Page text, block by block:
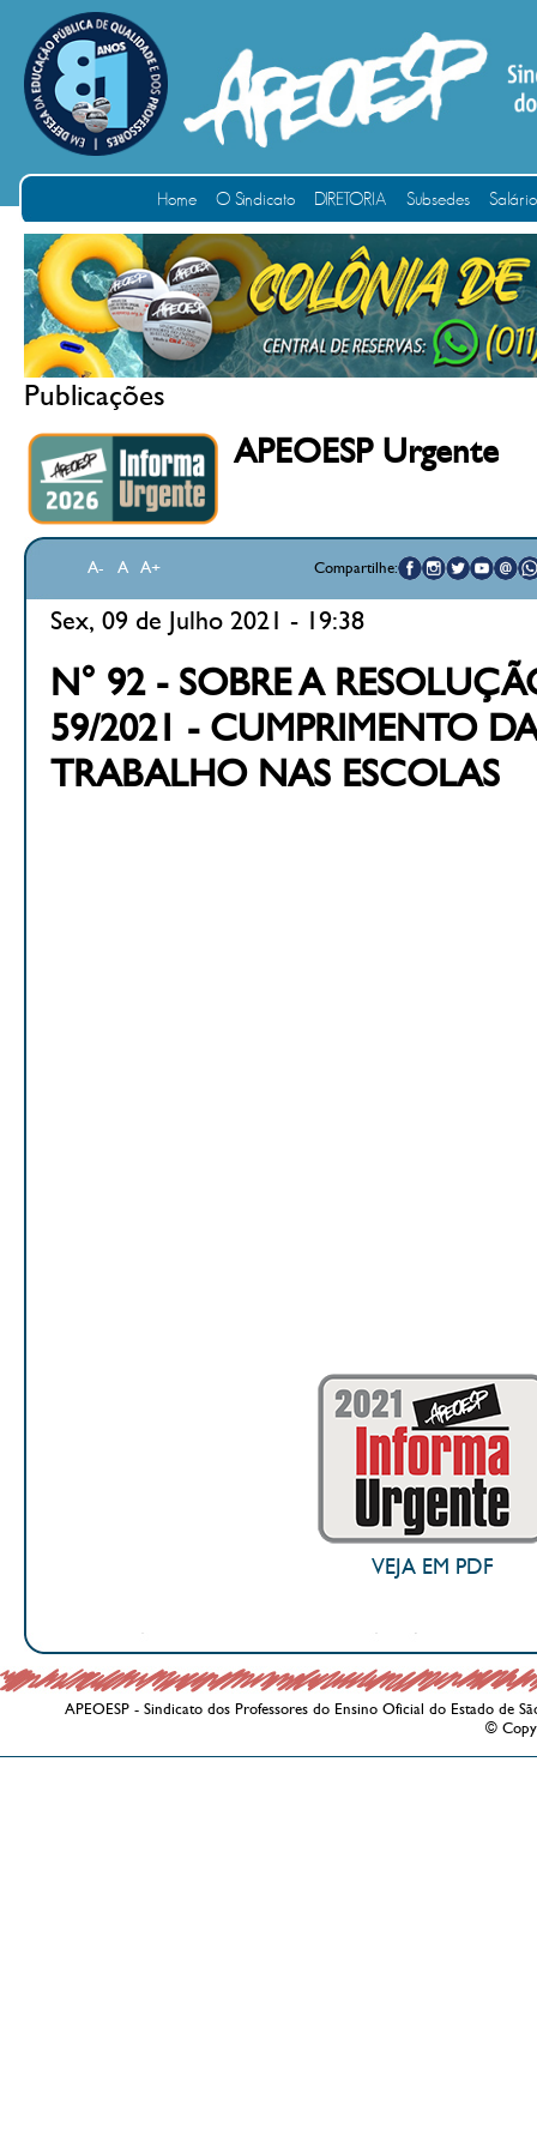
Home O Sindicato DIRETORIA Subsedes
Publicações
APEOESP Urgente
A- A A+ Compartilhe:
Sex, 09 de Julho 2021 - 19:38
N° 92 - SOBRE A
59/2021 - CUMPRIMENTO
TRABALHO NAS ESCOLAS
VEJA EM PDF
APEOESP - Sindicato dos Professores do Ensino Oficial do Estado de
©